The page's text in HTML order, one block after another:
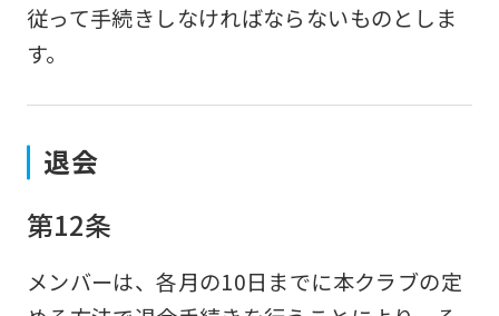
従って手続きしなければならないものとしま
す。
退会
第12条
メンバーは、各月の10日までに本クラブの定
translation)
However,
if